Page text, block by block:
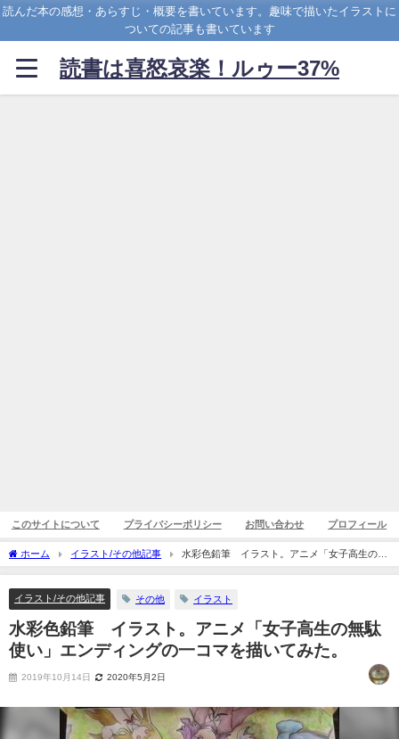
読んだ本の感想・あらすじ・概要を書いています。趣味で描いたイラストに
ついての記事も書いています
読書は喜怒哀楽！ルゥー37%
このサイトについて プライバシーポリシー お問い合わせ プロフィール
ホーム イラスト/その他記事
水彩色鉛筆 イラスト。アニメ「女子高生の無
駄使い」エンディングの一コマを描いてみた。
イラスト/その他記事 その他 イラスト
水彩色鉛筆 イラスト。アニメ「女子高生の無駄
使い」エンディングの一コマを描いてみた。
2019年10月14日 2020年5月2日